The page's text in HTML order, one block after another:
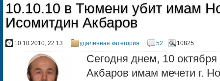
10.10.10 в Тюмени убит имам
Исомитдин Акбаров
10.10.2010, 22:13 удаленная категория 52 10825
Сегодня днем, 10
Акбаров имам мечети г.